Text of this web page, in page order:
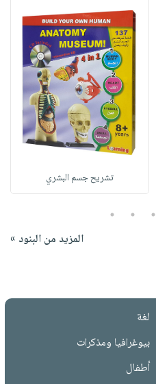
تشريح جسم البشري
3
4
5
المزيد من البنود »
لغة
بيوغرافيا ومذكرات
أطفال